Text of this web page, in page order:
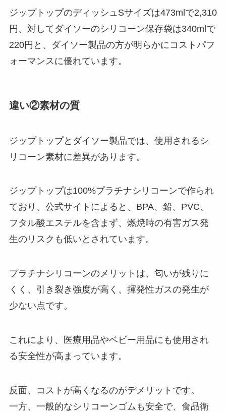
ジップトップのディッシュSサイズは473mlで2,310
円、対してダイソーのシリコーン保存袋は340mlで
220円と、ダイソー製品の方が明らかにコストパフ
ォーマンスに優れています。
違い②素材の質
ジップトップとダイソー製品では、使用されるシ
リコーン素材に差異があります。
ジップトップは100%プラチナシリコーンで作られ
ており、公式サイトによると、BPA、鉛、PVC、
フタル酸エステルを含まず、燃焼時の有害ガス発
生のリスクも低いとされています。
プラチナシリコーンのメリットは、匂いが残りに
くく、引き裂き強度が高く、揮発性ガスの発生が
少ない点です。
これにより、医療用品やベビー用品にも使用され
る安全性が高まっています。
反面、コストが高くなるのがデメリットです。
一方、一般的なシリコーンゴムも安全で、食品衛